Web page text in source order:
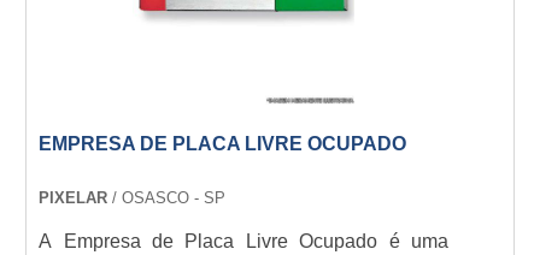
EMPRESA DE PLACA LIVRE OCUPADO
PIXELAR/ OSASCO - SP
A Empresa de Placa Livre Ocupado é uma